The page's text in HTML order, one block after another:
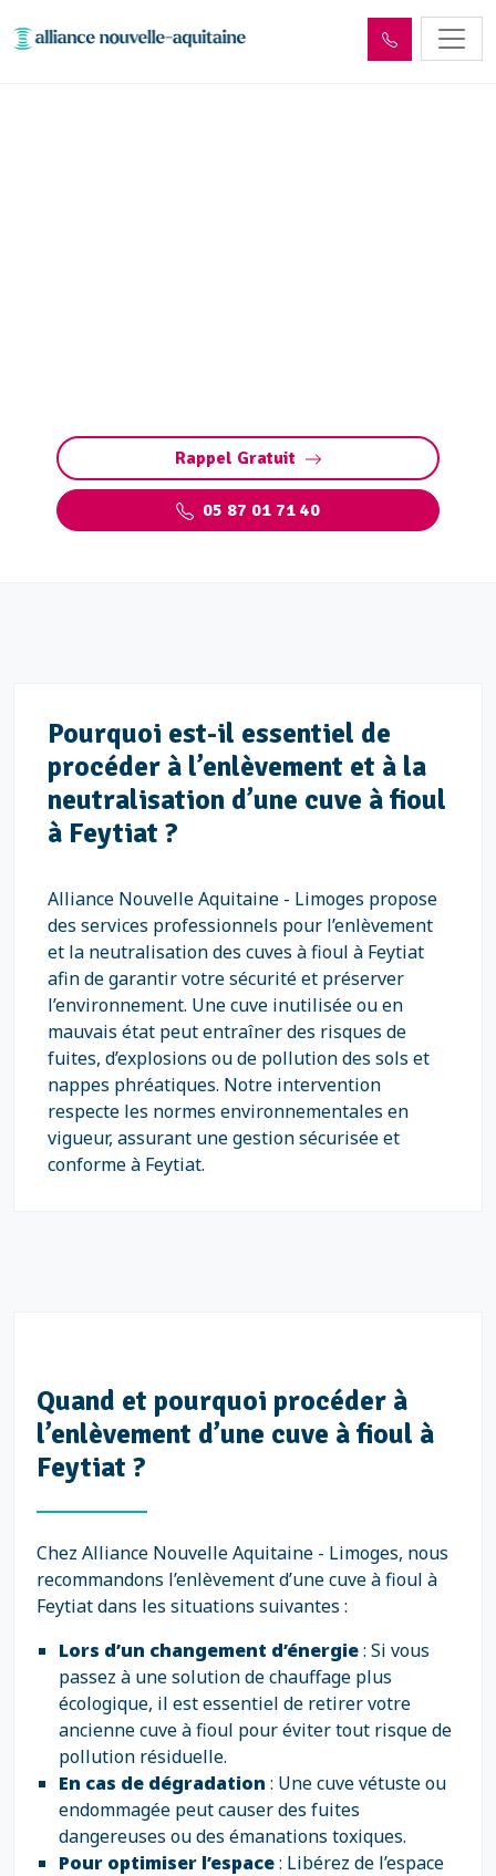
Rappel Gratuit
05 87 01 71 40
Pourquoi est-il essentiel de
procéder à l’enlèvement et à la
neutralisation d’une cuve à fioul
à Feytiat ?
Alliance Nouvelle Aquitaine - Limoges propose
des services professionnels pour l’enlèvement
et la neutralisation des cuves à fioul à Feytiat
afin de garantir votre sécurité et préserver
l’environnement. Une cuve inutilisée ou en
mauvais état peut entraîner des risques de
fuites, d’explosions ou de pollution des sols et
nappes phréatiques. Notre intervention
respecte les normes environnementales en
vigueur, assurant une gestion sécurisée et
conforme à Feytiat.
Quand et pourquoi procéder à
l’enlèvement d’une cuve à fioul à
Feytiat ?
Chez Alliance Nouvelle Aquitaine - Limoges, nous
recommandons l’enlèvement d’une cuve à fioul à
Feytiat dans les situations suivantes :
Lors d’un changement d’énergie: Si vous
passez à une solution de chauffage plus
écologique, il est essentiel de retirer votre
ancienne cuve à fioul pour éviter tout risque de
pollution résiduelle.
En cas de dégradation : Une cuve vétuste ou
endommagée peut causer des fuites
dangereuses ou des émanations toxiques.
Pour optimiser l’espace: Libérez de l’espace